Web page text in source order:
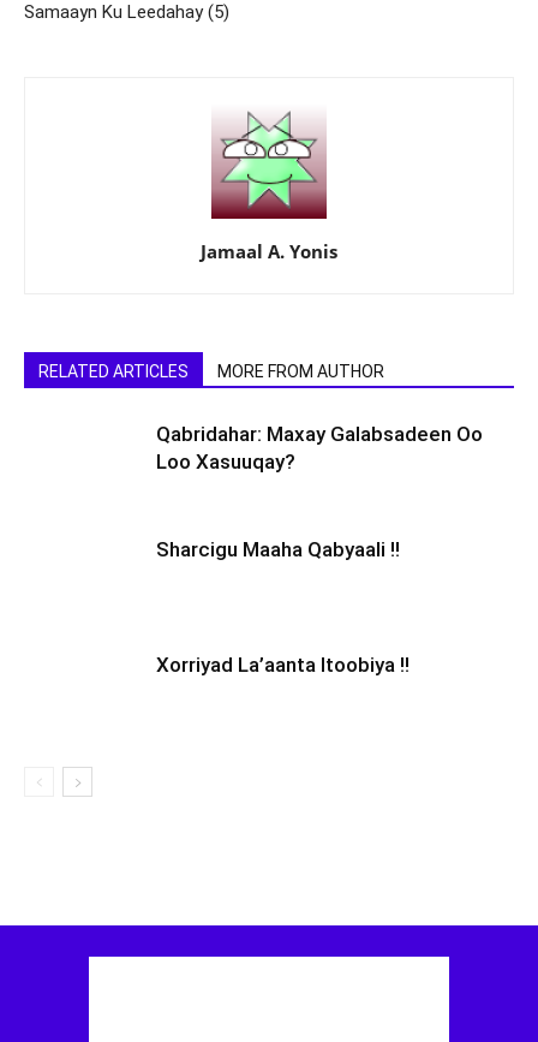
Samaayn Ku Leedahay (5)
Jamaal A. Yonis
RELATED ARTICLES MORE FROM AUTHOR
Qabridahar: Maxay Galabsadeen Oo
Loo Xasuuqay?
Sharcigu Maaha Qabyaali !!
Xorriyad La’aanta Itoobiya !!